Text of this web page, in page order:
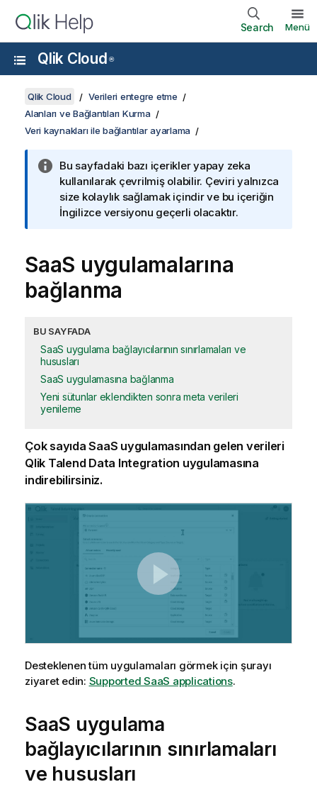
Search Menü
Qlik Cloud ®
Qlik Cloud
Verileri entegre etme
Alanları ve Bağlantıları Kurma
Veri kaynakları ile bağlantılar ayarlama
Bu sayfadaki bazı içerikler yapay zeka
kullanılarak çevrilmiş olabilir. Çeviri yalnızca
size kolaylık sağlamak içindir ve bu içeriğin
İngilizce versiyonu geçerli olacaktır.
SaaS uygulamalarına
bağlanma
BU SAYFADA
SaaS uygulama bağlayıcılarının sınırlamaları ve
hususları
SaaS uygulamasına bağlanma
Yeni sütunlar eklendikten sonra meta verileri
yenileme
Çok sayıda SaaS uygulamasından gelen verileri
Qlik Talend Data Integration uygulamasına
indirebilirsiniz.
Desteklenen tüm uygulamaları görmek için şurayı
ziyaret edin: Supported SaaS applications.
SaaS uygulama
bağlayıcılarının sınırlamaları
ve hususları